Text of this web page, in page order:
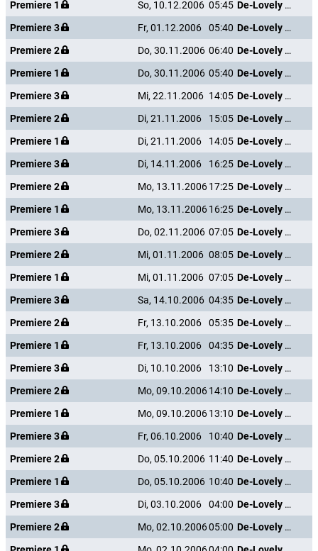
Premiere 1 So, 10.12.2006 05:45
De-Lovely - Die Cole Porter Story
Premiere 3
Fr, 01.12.2006 05:40
De-Lovely - Die Cole Porter Story
Premiere 2
Do, 30.11.2006 06:40
De-Lovely - Die Cole Porter Story
Premiere 1
Do, 30.11.2006 05:40
De-Lovely - Die Cole Porter Story
Premiere 3
Mi, 22.11.2006 14:05
De-Lovely - Die Cole Porter Story
Premiere 2
Di, 21.11.2006 15:05
De-Lovely - Die Cole Porter Story
Premiere 1
Di, 21.11.2006 14:05
De-Lovely - Die Cole Porter Story
Premiere 3
Di, 14.11.2006 16:25
De-Lovely - Die Cole Porter Story
Premiere 2
Mo, 13.11.200617:25
De-Lovely - Die Cole Porter Story
Premiere 1
Mo, 13.11.200616:25
De-Lovely - Die Cole Porter Story
Premiere 3
Do, 02.11.2006 07:05
De-Lovely - Die Cole Porter Story
Premiere 2
Mi, 01.11.2006 08:05
De-Lovely - Die Cole Porter Story
Premiere 1
Mi, 01.11.2006 07:05
De-Lovely - Die Cole Porter Story
Premiere 3
Sa, 14.10.2006 04:35
De-Lovely - Die Cole Porter Story
Premiere 2
Fr, 13.10.2006 05:35
De-Lovely - Die Cole Porter Story
Premiere 1
Fr, 13.10.2006 04:35
De-Lovely - Die Cole Porter Story
Premiere 3
Di, 10.10.2006 13:10
De-Lovely - Die Cole Porter Story
Premiere 2
Mo, 09.10.200614:10
De-Lovely - Die Cole Porter Story
Premiere 1
Mo, 09.10.200613:10
De-Lovely - Die Cole Porter Story
Premiere 3
Fr, 06.10.2006 10:40
De-Lovely - Die Cole Porter Story
Premiere 2
Do, 05.10.2006 11:40
De-Lovely - Die Cole Porter Story
Premiere 1
Do, 05.10.2006 10:40
De-Lovely - Die Cole Porter Story
Premiere 3
Di, 03.10.2006 04:00
De-Lovely - Die Cole Porter Story
Premiere 2
Mo, 02.10.200605:00
De-Lovely - Die Cole Porter Story